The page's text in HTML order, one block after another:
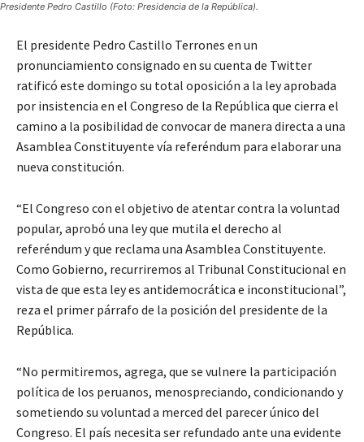
Presidente Pedro Castillo (Foto: Presidencia de la República).
El presidente Pedro Castillo Terrones en un
pronunciamiento consignado en su cuenta de Twitter
ratificó este domingo su total oposición a la ley aprobada
por insistencia en el Congreso de la República que cierra el
camino a la posibilidad de convocar de manera directa a una
Asamblea Constituyente vía referéndum para elaborar una
nueva constitución.
“El Congreso con el objetivo de atentar contra la voluntad
popular, aprobó una ley que mutila el derecho al
referéndum y que reclama una Asamblea Constituyente.
Como Gobierno, recurriremos al Tribunal Constitucional en
vista de que esta ley es antidemocrática e inconstitucional”,
reza el primer párrafo de la posición del presidente de la
República.
“No permitiremos, agrega, que se vulnere la participación
política de los peruanos, menospreciando, condicionando y
sometiendo su voluntad a merced del parecer único del
Congreso. El país necesita ser refundado ante una evidente